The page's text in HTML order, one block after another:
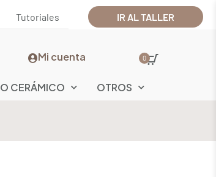
Tutoriales IR AL TALLER
Mi cuenta 0
CERÁMICO OTROS